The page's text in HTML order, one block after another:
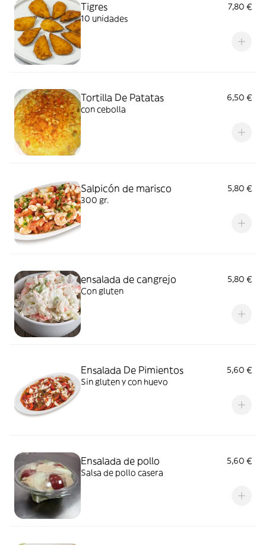
Tigres
7,80 €
10 unidades
Tortilla De Patatas
6,50 €
con cebolla
Salpicón de marisco
5,80 €
300 gr.
ensalada de cangrejo
5,80 €
Con gluten
Ensalada De Pimientos
5,60 €
Sin gluten y con huevo
Ensalada de pollo
5,60 €
Salsa de pollo casera